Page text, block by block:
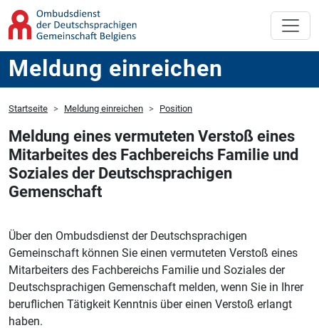
Meldung einreichen
Startseite Meldung einreichen Position
Meldung eines vermuteten Verstoß eines
Mitarbeites des Fachbereichs Familie und
Soziales der Deutschsprachigen
Gemenschaft
Über den Ombudsdienst der Deutschsprachigen
Gemeinschaft können Sie einen vermuteten Verstoß eines
Mitarbeiters des Fachbereichs Familie und Soziales der
Deutschsprachigen Gemenschaft melden, wenn Sie in Ihrer
beruflichen Tätigkeit Kenntnis über einen Verstoß erlangt
haben.